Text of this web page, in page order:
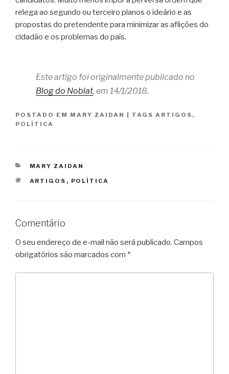
relega ao segundo ou terceiro planos o ideário e as
propostas do pretendente para minimizar as aflições do
cidadão e os problemas do país.
Este artigo foi originalmente publicado no
Blog do Noblat, em 14/1/2018.
POSTADO EM MARY ZAIDAN | TAGS ARTIGOS ,
POLÍTICA
CATEGORIAS
MARY ZAIDAN
TAGS
ARTIGOS , POLÍTICA
Comentário
O seu endereço de e-mail não será publicado. Campos
obrigatórios são marcados com *